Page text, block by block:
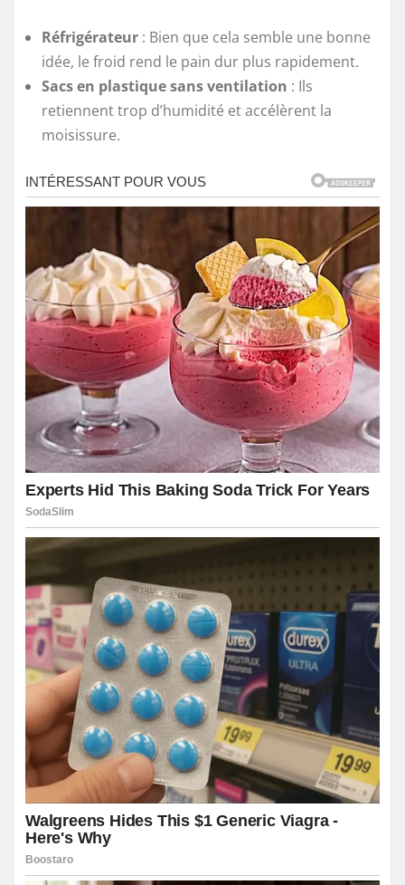
Réfrigérateur : Bien que cela semble une bonne
idée, le froid rend le pain dur plus rapidement.
Sacs en plastique sans ventilation : Ils
retiennent trop d’humidité et accélèrent la
moisissure.